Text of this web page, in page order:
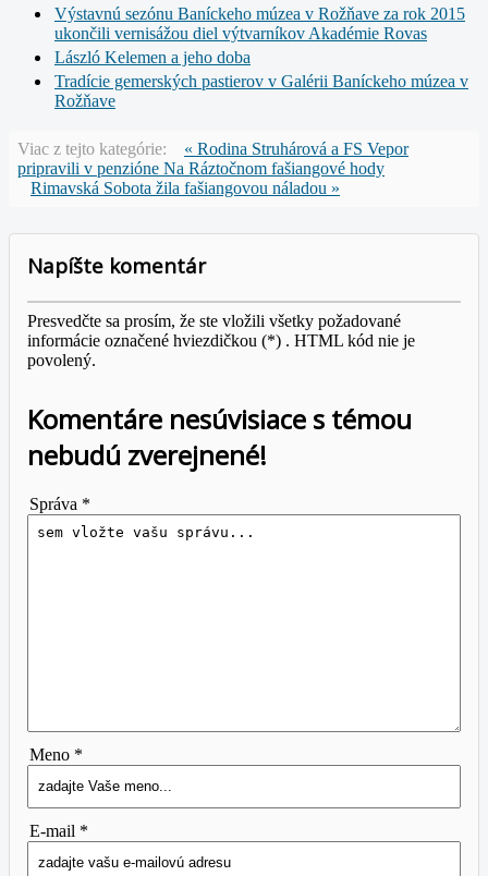
Výstavnú sezónu Baníckeho múzea v Rožňave za rok 2015
ukončili vernisážou diel výtvarníkov Akadémie Rovas
László Kelemen a jeho doba
Tradície gemerských pastierov v Galérii Baníckeho múzea v
Rožňave
Viac z tejto kategórie:
« Rodina Struhárová a FS Vepor
pripravili v penzióne Na Ráztočnom fašiangové hody
Rimavská Sobota žila fašiangovou náladou »
Napíšte komentár
Presvedčte sa prosím, že ste vložili všetky požadované
informácie označené hviezdičkou (*) . HTML kód nie je
povolený.
Komentáre nesúvisiace s témou
nebudú zverejnené!
Správa *
Meno *
E-mail *